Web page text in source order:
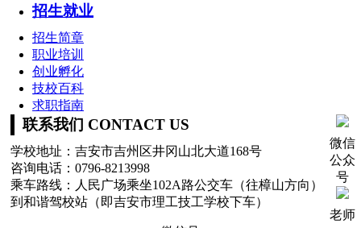
招生就业
招生简章
职业培训
创业孵化
技校百科
求职指南
联系我们 CONTACT US
学校地址：吉安市吉州区井冈山北大道168号
咨询电话：0796-8213998
乘车路线：人民广场乘坐102A路公交车（往樟山方向）
到和谐驾校站（即吉安市理工技工学校下车）
微信
公众
号
老师